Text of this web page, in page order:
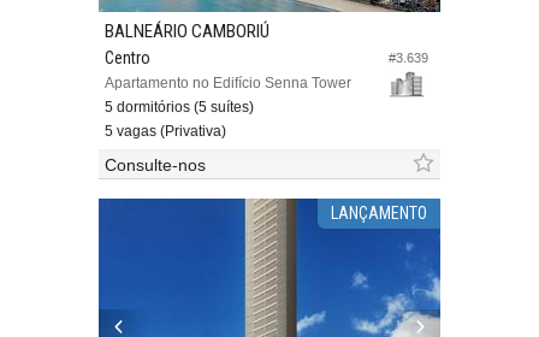
#3.639
BALNEÁRIO CAMBORIÚ
Centro
Apartamento no Edifício Senna Tower
5 dormitórios (5 suítes)
5 vagas (Privativa)
Consulte-nos
LANÇAMENTO